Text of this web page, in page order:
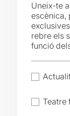
Uneix-te
escènica,
rebre els
funció
Teatre